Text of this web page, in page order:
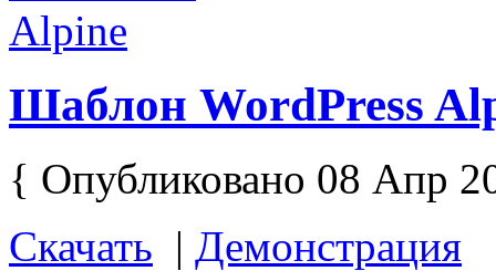
Шаблон WordPress
{ Опубликовано 08 Апр
Скачать | Демонстрация